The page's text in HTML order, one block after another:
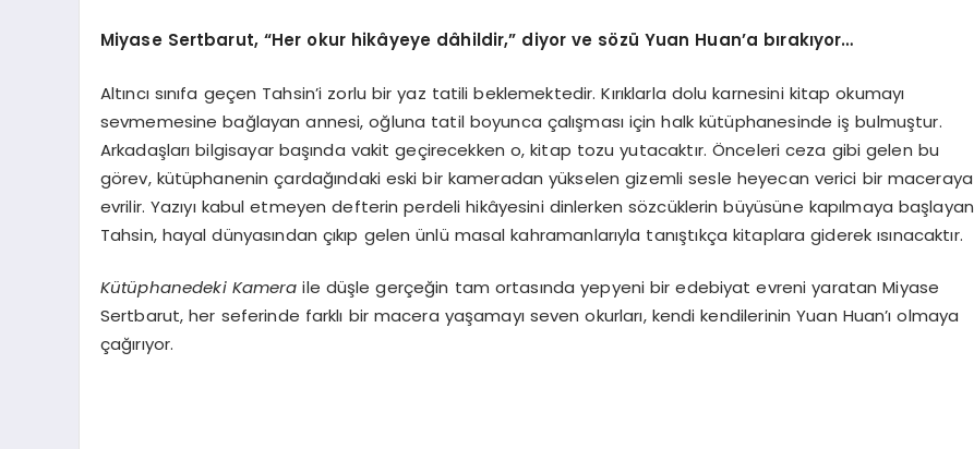
Miyase Sertbarut, “Her okur hikâyeye dâhildir,” diyor ve sözü Yuan Huan’a bırakıyor…
Altıncı sınıfa geçen Tahsin’i zorlu bir yaz tatili beklemektedir. Kırıklarla dolu karnesini kitap okumayı
sevmemesine bağlayan annesi, oğluna tatil boyunca çalışması için halk kütüphanesinde iş bulmuştur.
Arkadaşları bilgisayar başında vakit geçirecekken o, kitap tozu yutacaktır. Önceleri ceza gibi gelen bu
görev, kütüphanenin çardağındaki eski bir kameradan yükselen gizemli sesle heyecan verici bir maceraya
evrilir. Yazıyı kabul etmeyen defterin perdeli hikâyesini dinlerken sözcüklerin büyüsüne kapılmaya başlayan
Tahsin, hayal dünyasından çıkıp gelen ünlü masal kahramanlarıyla tanıştıkça kitaplara giderek ısınacaktır.
Kütüphanedeki Kamera ile düşle gerçeğin tam ortasında yepyeni bir edebiyat evreni yaratan Miyase
Sertbarut, her seferinde farklı bir macera yaşamayı seven okurları, kendi kendilerinin Yuan Huan’ı olmaya
çağırıyor.